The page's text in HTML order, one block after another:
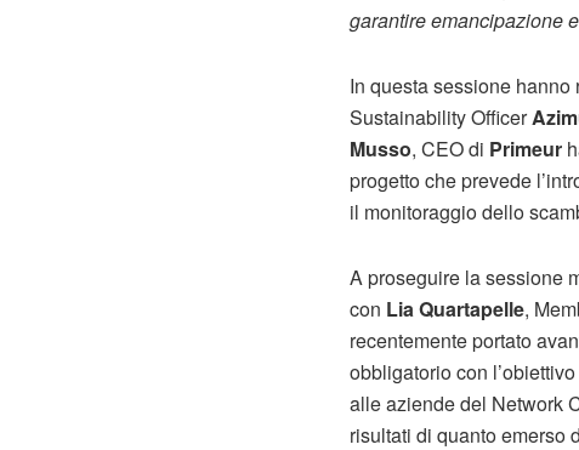
garantire emancipazione
In questa sessione
Sustainability Officer
Musso, CEO di Primeur
progetto che prevede
il monitoraggio dello
A proseguire la sessione
con Lia Quartapelle,
recentemente portato
obbligatorio con
alle aziende del Network
risultati di quanto emerso